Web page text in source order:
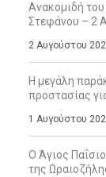
Ανακομιδή
Στεφάνου – 2
2 Αυγούστου
Η μεγάλη
προστασίας
1 Αυγούστου
Ο Άγιος
της